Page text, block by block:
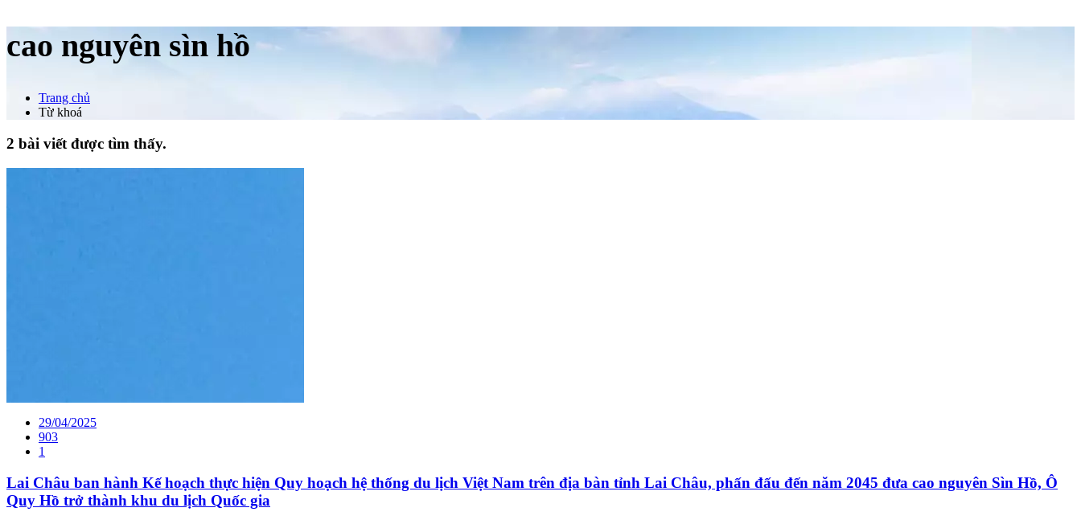
cao nguyên sìn hồ
Trang chủ
Từ khoá
2 bài viết được tìm thấy.
29/04/2025
903
1
Lai Châu ban hành Kế hoạch thực hiện Quy hoạch hệ thống du lịch Việt Nam trên địa bàn tỉnh Lai Châu, phấn đấu đến năm 2045 đưa cao nguyên Sìn Hồ, Ô
Quy Hồ trở thành khu du lịch Quốc gia